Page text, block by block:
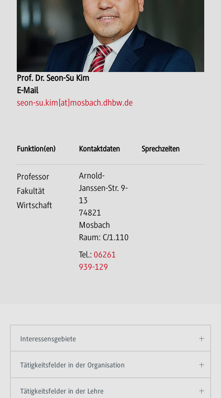
Prof. Dr. Seon-Su Kim
E-Mail
seon-su.kim[at]mosbach.dhbw.de
Funktion(en) Kontaktdaten Sprechzeiten
Professor
Fakultät
Wirtschaft
Arnold-
Janssen-Str. 9-
13
74821
Mosbach
Raum: C/1.110
Tel.: 06261
939-129
Interessensgebiete
Tätigkeitsfelder in der Organisation
Tätigkeitsfelder in der Lehre